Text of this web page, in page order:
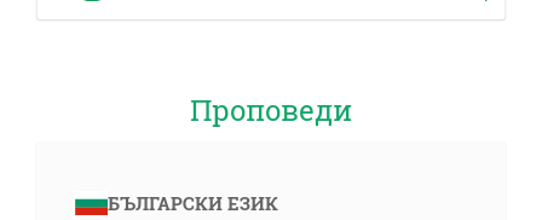
Проповеди
БЪЛГАРСКИ ЕЗИК